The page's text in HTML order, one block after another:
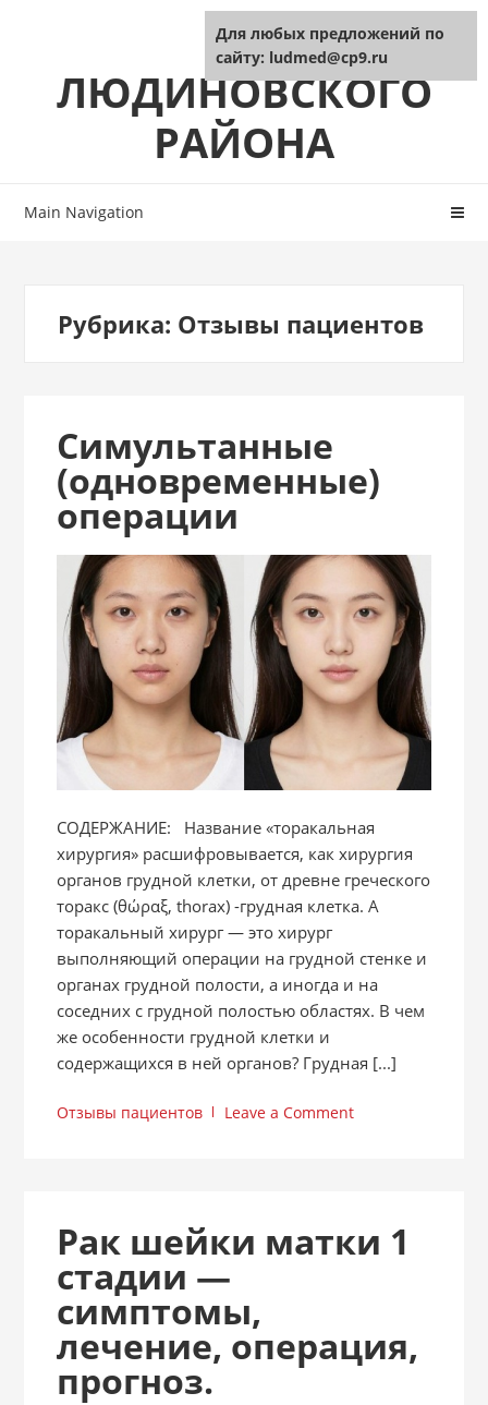
ЦРБ
ЛЮДИНОВСКОГО
РАЙОНА
Main Navigation
Рубрика: Отзывы пациентов
Симультанные
(одновременные)
операции
СОДЕРЖАНИЕ: Название «торакальная
хирургия» расшифровывается, как хирургия
органов грудной клетки, от древне греческого
торакс (θώραξ, thorax) -грудная клетка. А
торакальный хирург — это хирург
выполняющий операции на грудной стенке и
органах грудной полости, а иногда и на
соседних с грудной полостью областях. В чем
же особенности грудной клетки и
содержащихся в ней органов? Грудная [...]
Отзывы пациентов Leave a Comment
Рак шейки матки 1
стадии —
симптомы,
лечение, операция,
прогноз.
Для любых предложений по
сайту: ludmed@cp9.ru